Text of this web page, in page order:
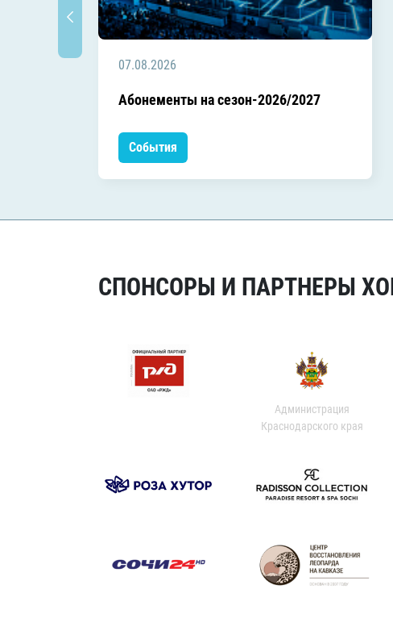
07.08.2026
Абонементы на сезон-2026/2027
События
СПОНСОРЫ И ПАРТНЕРЫ
Администрация
Краснодарского края